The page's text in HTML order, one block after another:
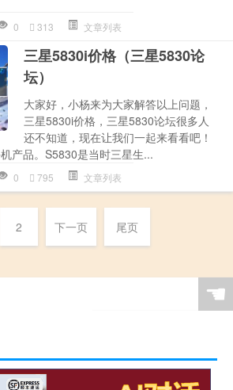
0 313 文章列表
三星5830i价格（三星5830论
坛）
大家好，小杨来为大家解答以上问题，
三星5830i价格，三星5830论坛很多人
还不知道，现在让我们一起来看看吧！
产品。S5830是当时三星生...
0 795 文章列表
2 下一页 尾页
☚